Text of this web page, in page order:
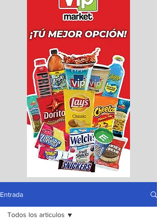
Entrada
Todos los articulos